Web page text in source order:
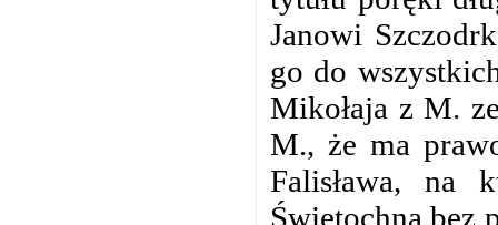
Janowi
go do
Mikołaja z M.
M., że ma
Falisława, na
Świętochna bez